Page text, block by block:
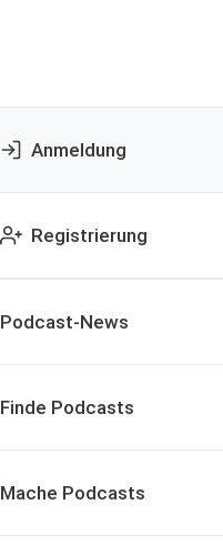
Anmeldung
Registrierung
Podcast-News
Finde Podcasts
Mache Podcasts